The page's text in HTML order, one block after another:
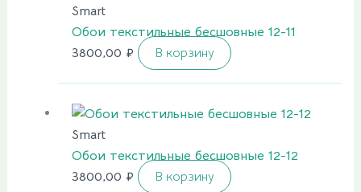
Smart
Обои текстильные бесшовные 12-11
3800,00 ₽ В корзину
Smart
Обои текстильные бесшовные 12-12
3800,00 ₽ В корзину